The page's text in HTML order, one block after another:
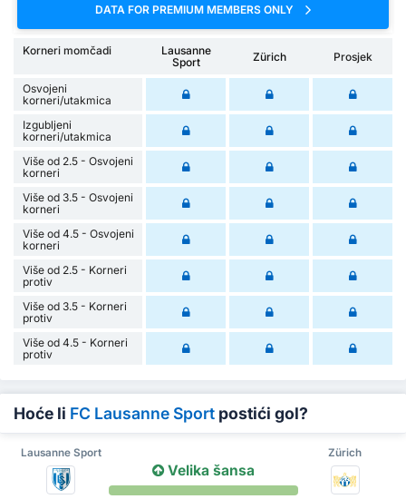
DATA FOR PREMIUM MEMBERS ONLY
Korneri momčadi
Lausanne
Sport
Zürich Prosjek
Osvojeni
korneri/utakmica
Izgubljeni
korneri/utakmica
Više od 2.5 - Osvojeni
korneri
Više od 3.5 - Osvojeni
korneri
Više od 4.5 - Osvojeni
korneri
Više od 2.5 - Korneri
protiv
Više od 3.5 - Korneri
protiv
Više od 4.5 - Korneri
protiv
Hoće li FC Lausanne Sport postići gol?
Lausanne Sport Zürich
Velika šansa